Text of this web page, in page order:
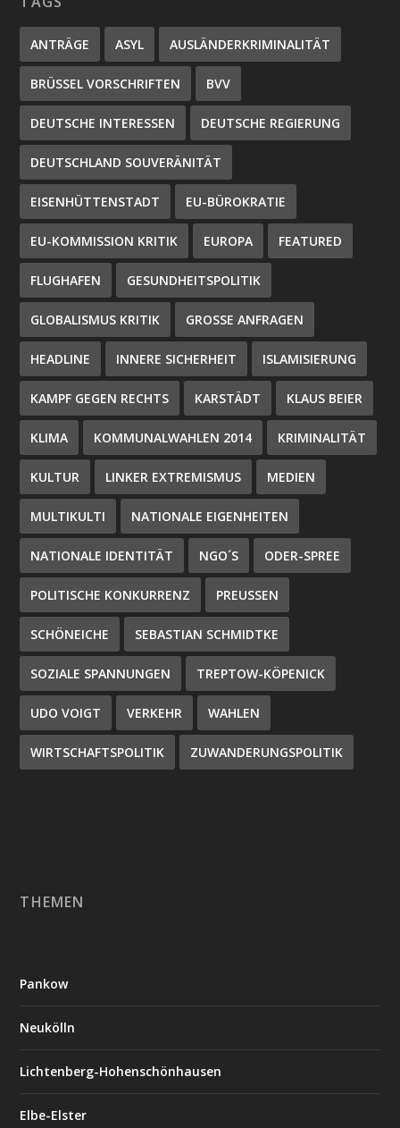
ANTRÄGE ASYL AUSLÄNDERKRIMINALITÄT
BRÜSSEL VORSCHRIFTEN BVV
DEUTSCHE INTERESSEN DEUTSCHE REGIERUNG
DEUTSCHLAND SOUVERÄNITÄT
EISENHÜTTENSTADT EU-BÜROKRATIE
EU-KOMMISSION KRITIK EUROPA FEATURED
FLUGHAFEN GESUNDHEITSPOLITIK
GLOBALISMUS KRITIK GROSSE ANFRAGEN
HEADLINE INNERE SICHERHEIT ISLAMISIERUNG
KAMPF GEGEN RECHTS KARSTÄDT KLAUS BEIER
KLIMA KOMMUNALWAHLEN 2014 KRIMINALITÄT
KULTUR LINKER EXTREMISMUS MEDIEN
MULTIKULTI NATIONALE EIGENHEITEN
NATIONALE IDENTITÄT NGO´S ODER-SPREE
POLITISCHE KONKURRENZ PREUSSEN
SCHÖNEICHE SEBASTIAN SCHMIDTKE
SOZIALE SPANNUNGEN TREPTOW-KÖPENICK
UDO VOIGT VERKEHR WAHLEN
WIRTSCHAFTSPOLITIK ZUWANDERUNGSPOLITIK
THEMEN
Pankow
Neukölln
Lichtenberg-Hohenschönhausen
Elbe-Elster